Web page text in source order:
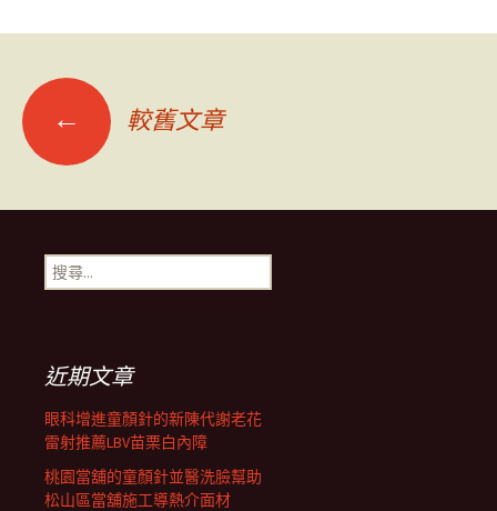
文
章
導
列
← 較舊文章
搜
尋
近期文章
眼科增進童顏針的新陳代謝老花
雷射推薦LBV苗栗白內障
桃園當舖的童顏針並醫洗臉幫助
松山區當舖施工導熱介面材